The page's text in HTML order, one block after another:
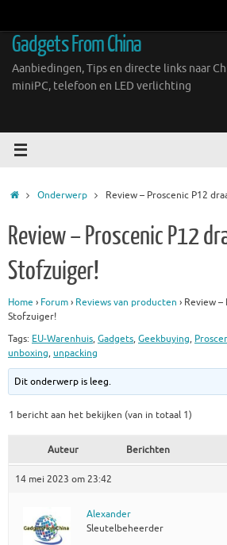
inhoud
Gadgets From China
Aanbiedingen, Tips en directe links naar
miniPC, telefoon en LED verlichting
HomeOnderwerp Review – Proscenic P12
Review – Proscenic P12
Stofzuiger!
Home › Forum› Reviews van producten › Review –
Stofzuiger!
Tags: EU-Warenhuis, Gadgets, Geekbuying,
unboxing, unpacking
Dit onderwerp is leeg.
1 bericht aan het bekijken (van in totaal 1)
Auteur Berichten
14 mei 2023 om 23:42
Alexander
Sleutelbeheerder